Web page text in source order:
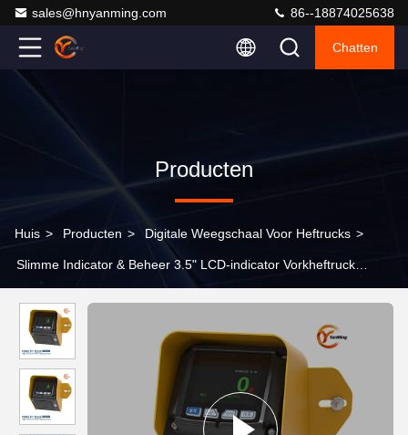
sales@hnyanming.com 86--18874025638
Chatten
Producten
Huis > Producten > Digitale Weegschaal Voor Heftrucks >
Slimme Indicator & Beheer 3.5" LCD-indicator Vorkheftruck